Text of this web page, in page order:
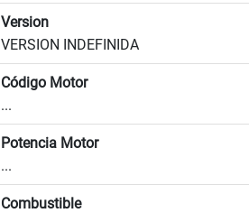
Version
VERSION INDEFINIDA
Código Motor
...
Potencia Motor
...
Combustible